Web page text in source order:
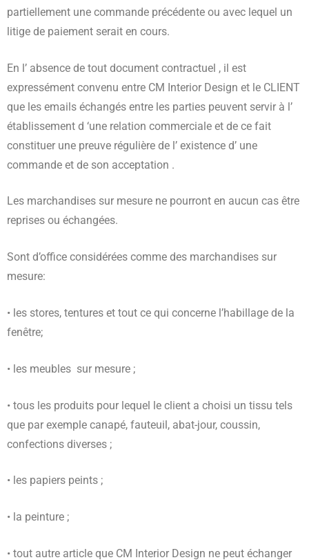
partiellement une commande précédente ou avec lequel un
litige de paiement serait en cours.
En l’ absence de tout document contractuel , il est
expressément convenu entre CM Interior Design et le CLIENT
que les emails échangés entre les parties peuvent servir à l’
établissement d ‘une relation commerciale et de ce fait
constituer une preuve régulière de l’ existence d’ une
commande et de son acceptation .
Les marchandises sur mesure ne pourront en aucun cas être
reprises ou échangées.
Sont d’office considérées comme des marchandises sur
mesure:
• les stores, tentures et tout ce qui concerne l’habillage de la
fenêtre;
• les meubles sur mesure ;
• tous les produits pour lequel le client a choisi un tissu tels
que par exemple canapé, fauteuil, abat-jour, coussin,
confections diverses ;
• les papiers peints ;
• la peinture ;
• tout autre article que CM Interior Design ne peut échanger